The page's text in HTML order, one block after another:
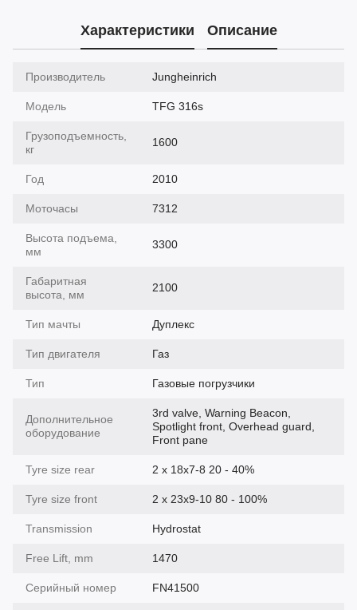
Характеристики Описание
Производитель Jungheinrich
Модель TFG 316s
Грузоподъемность,
кг
1600
Год 2010
Моточасы 7312
Высота подъема,
мм
3300
Габаритная
высота, мм
2100
Тип мачты Дуплекс
Тип двигателя Газ
Тип Газовые погрузчики
Дополнительное
оборудование
3rd valve, Warning Beacon,
Spotlight front, Overhead guard,
Front pane
Tyre size rear 2 x 18x7-8 20 - 40%
Tyre size front 2 x 23x9-10 80 - 100%
Transmission Hydrostat
Free Lift, mm 1470
Серийный номер FN41500